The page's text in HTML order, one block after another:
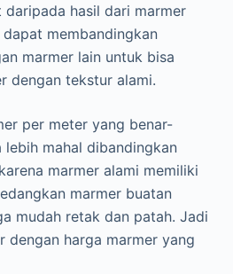
hasil dari marmer
membandingkan
marmer lain untuk bisa
dengan tekstur alami.
per meter yang benar-
lebih mahal dibandingkan
marmer alami memiliki
marmer buatan
mudah retak dan patah. Jadi
dengan harga marmer yang